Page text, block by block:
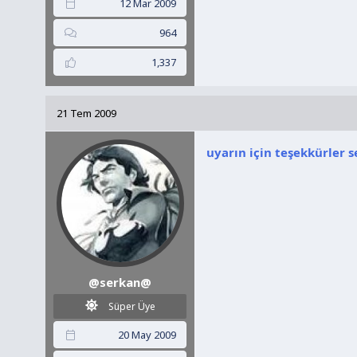
964
1,337
21 Tem 2009
@serkan@
Süper Üye
20 May 2009
uyarın için teşekkürler